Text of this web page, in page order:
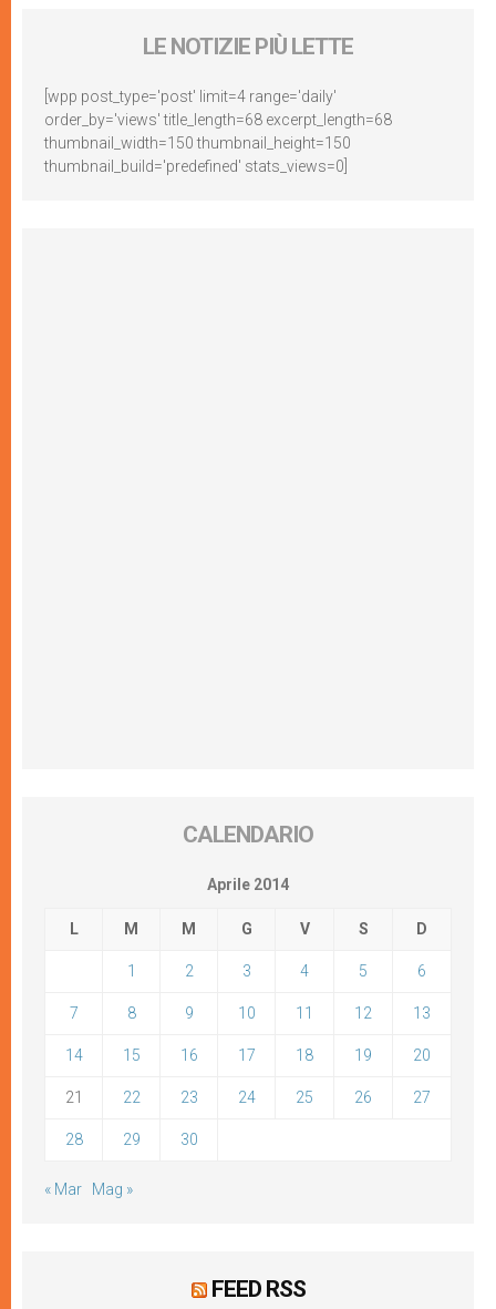
LE NOTIZIE PIÙ LETTE
[wpp post_type='post' limit=4 range='daily'
order_by='views' title_length=68 excerpt_length=68
thumbnail_width=150 thumbnail_height=150
thumbnail_build='predefined' stats_views=0]
CALENDARIO
Aprile 2014
L M M G V S D
1 2 3 4 5 6
7 8 9 10 11 12 13
14 15 16 17 18 19 20
21 22 23 24 25 26 27
28 29 30
« Mar Mag »
FEED RSS